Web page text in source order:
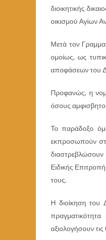
διοικητικής
οικισμού Αγίων
Μετά τον
ομοίως, ως
αποφάσεων του
Προφανώς, η
όσους
Το παράδοξο
εκπροσωπούν
διαστρεβλώσουν
Ειδικής
τους.
Η διοίκηση του
αξιολογήσουν